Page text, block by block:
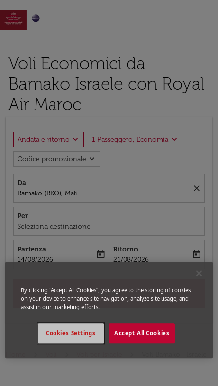

Voli Economici da
Bamako Israele con Royal
Air Maroc
Andata e ritorno expand_more 1 Passeggero, Economia expand_more
Codice promozionale expand_more
Da
Bamako (BKO), Mali
close
Per
Seleziona destinazione
Partenza
fc-booking-departure-date-aria-label
14/08/2026
today
Ritorno
fc-booking-return-date-aria-label
21/08/2026
today
Cerca
By clicking “Accept All Cookies”, you agree to the storing of cookies
on your device to enhance site navigation, analyze site usage, and
assist in our marketing efforts.
Accept All Cookies
Cookies Settings